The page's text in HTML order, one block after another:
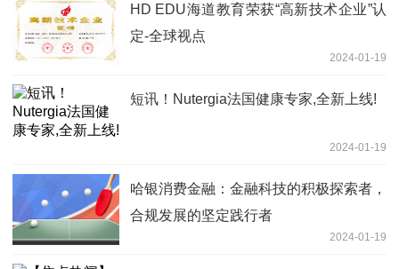
HD EDU海道教育荣获“高新技术企业”认
定-全球视点
2024-01-19
短讯！Nutergia法国健康专家,全新上线!
2024-01-19
哈银消费金融：金融科技的积极探索者，
合规发展的坚定践行者
2024-01-19